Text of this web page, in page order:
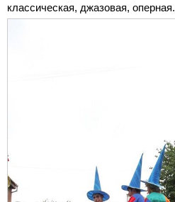
классическая, джазовая, оперная.